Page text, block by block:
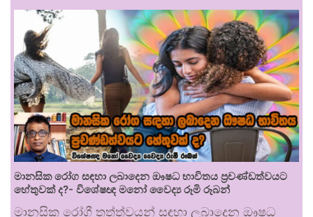
මානසික රෝග සඳහා ලබාදෙන ඖෂධ භාවිතය ප්‍රචණ්ඩත්වයට
හේතුවක් ද?- විශේෂඥ මනෝ වෛද්‍ය රූමි රූබන්
මානසික රෝගී තත්ත්වයන් සඳහා ලබාදෙන ඖෂධ